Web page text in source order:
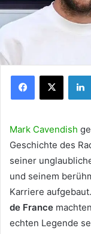
Facebook
X
Mark Cavendish
Geschichte des
seiner
und seinem
Karriere
de France
echten Legende